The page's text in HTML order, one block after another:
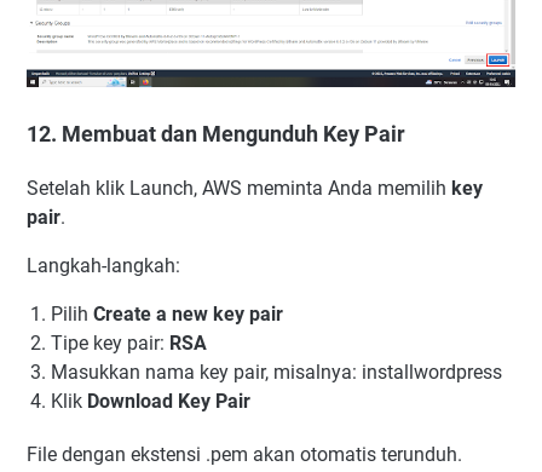
12. Membuat dan Mengunduh Key Pair
Setelah klik Launch, AWS meminta Anda memilih key
pair.
Langkah-langkah:
Pilih Create a new key pair
Tipe key pair: RSA
Masukkan nama key pair, misalnya: installwordpress
Klik Download Key Pair
File dengan ekstensi .pem akan otomatis terunduh.